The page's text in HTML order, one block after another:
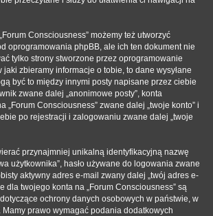
Consciousness” możemy też utworzyć
oprogramowania phpBB, ale ich ten dokument nie
tylko strony stworzone przez oprogramowanie
zbieramy informacje o tobie, to dane wysyłane
być to między innymi posty napisane przez ciebie
zwane dalej „anonimowe posty”, konta
„Forum Consciousness” zwane dalej „twoje konto” i
po rejestracji i zalogowaniu zwane dalej „twoje
przynajmniej unikalną identyfikacyjną nazwę
użytkownika”, hasło używane do logowania zwane
aktywny adres e-mail zwany dalej „twój adres e-
dla twojego konta na „Forum Consciousness” są
ochrony danych osobowych w państwie, w
Mamy prawo wymagać podania dodatkowych